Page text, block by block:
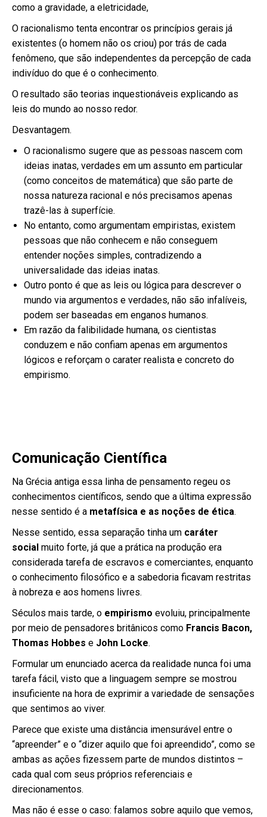
como a gravidade, a eletricidade,
O racionalismo tenta encontrar os princípios gerais já
existentes (o homem não os criou) por trás de cada
fenômeno, que são independentes da percepção de cada
indivíduo do que é o conhecimento.
O resultado são teorias inquestionáveis explicando as
leis do mundo ao nosso redor.
Desvantagem.
O racionalismo sugere que as pessoas nascem com
ideias inatas, verdades em um assunto em particular
(como conceitos de matemática) que são parte de
nossa natureza racional e nós precisamos apenas
trazê-las à superfície.
No entanto, como argumentam empiristas, existem
pessoas que não conhecem e não conseguem
entender noções simples, contradizendo a
universalidade das ideias inatas.
Outro ponto é que as leis ou lógica para descrever o
mundo via argumentos e verdades, não são infalíveis,
podem ser baseadas em enganos humanos.
Em razão da falibilidade humana, os cientistas
conduzem e não confiam apenas em argumentos
lógicos e reforçam o carater realista e concreto do
empirismo.
Comunicação Científica
Na Grécia antiga essa linha de pensamento regeu os
conhecimentos científicos, sendo que a última expressão
nesse sentido é a metafísica e as noções de ética.
Nesse sentido, essa separação tinha um caráter
social muito forte, já que a prática na produção era
considerada tarefa de escravos e comerciantes, enquanto
o conhecimento filosófico e a sabedoria ficavam restritas
à nobreza e aos homens livres.
Séculos mais tarde, o empirismo evoluiu, principalmente
por meio de pensadores britânicos como Francis Bacon,
Thomas Hobbes e John Locke.
Formular um enunciado acerca da realidade nunca foi uma
tarefa fácil, visto que a linguagem sempre se mostrou
insuficiente na hora de exprimir a variedade de sensações
que sentimos ao viver.
Parece que existe uma distância imensurável entre o
“apreender” e o “dizer aquilo que foi apreendido”, como se
ambas as ações fizessem parte de mundos distintos –
cada qual com seus próprios referenciais e
direcionamentos.
Mas não é esse o caso: falamos sobre aquilo que vemos,